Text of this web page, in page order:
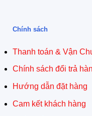
Chính sách
Thanh toán & Vận
Chính sách đổi trả
Hướng dẫn đặt hàng
Cam kết khách hàng